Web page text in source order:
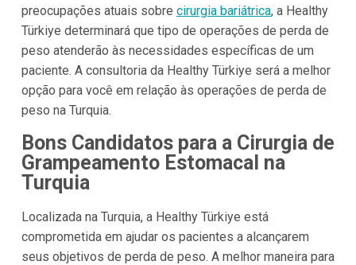
preocupações atuais sobre cirurgia bariátrica, a Healthy
Türkiye determinará que tipo de operações de perda de
peso atenderão às necessidades específicas de um
paciente. A consultoria da Healthy Türkiye será a melhor
opção para você em relação às operações de perda de
peso na Turquia.
Bons Candidatos para a Cirurgia de
Grampeamento Estomacal na
Turquia
Localizada na Turquia, a Healthy Türkiye está
comprometida em ajudar os pacientes a alcançarem
seus objetivos de perda de peso. A melhor maneira para